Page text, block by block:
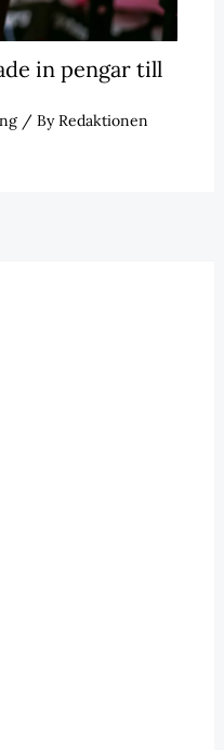
in pengar till
/ ByRedaktionen